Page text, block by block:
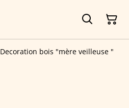
Decoration bois "mère veilleuse "